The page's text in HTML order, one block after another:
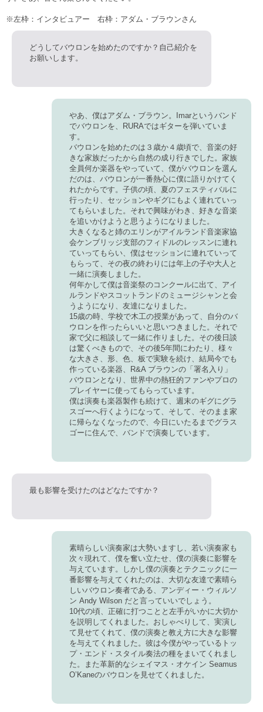
※左枠：インタビュアー 右枠：アダム・ブラウンさん
どうしてバウロンを始めたのですか？自己紹介を
お願いします。
やあ、僕はアダム・ブラウン。Imarというバンド
でバウロンを、RURAではギターを弾いていま
す。
バウロンを始めたのは３歳か４歳頃で、音楽の好
きな家族だったから自然の成り行きでした。家族
全員何か楽器をやっていて、僕がバウロンを選ん
だのは、バウロンが一番熱心に僕に語りかけてく
れたからです。子供の頃、夏のフェスティバルに
行ったり、セッションやギグにもよく連れていっ
てもらいました。それで興味がわき、好きな音楽
を追いかけようと思うようになりました。
大きくなると姉のエリンがアイルランド音楽家協
会ケンブリッジ支部のフィドルのレッスンに連れ
ていってもらい、僕はセッションに連れていって
もらって、その夜の終わりには年上の子や大人と
一緒に演奏しました。
何年かして僕は音楽祭のコンクールに出て、アイ
ルランドやスコットランドのミュージシャンと会
うようになり、友達になりました。
15歳の時、学校で木工の授業があって、自分のバ
ウロンを作ったらいいと思いつきました。それで
家で父に相談して一緒に作りました。その後日談
は驚くべきもので、その後5年間にわたり、様々
な大きさ、形、色、板で実験を続け、結局今でも
作っている楽器、R&A ブラウンの「署名入り」
バウロンとなり、世界中の熱狂的ファンやプロの
プレイヤーに使ってもらっています。
僕は演奏も楽器製作も続けて、週末のギグにグラ
スゴーへ行くようになって、そして、そのまま家
に帰らなくなったので、今日にいたるまでグラス
ゴーに住んで、バンドで演奏しています。
最も影響を受けたのはどなたですか？
素晴らしい演奏家は大勢いますし、若い演奏家も
次々現れて、僕を奮い立たせ、僕の演奏に影響を
与えています。しかし僕の演奏とテクニックに一
番影響を与えてくれたのは、大切な友達で素晴ら
しいバウロン奏者である、 アンディー・ウィルソ
ン Andy Wilson だと言っていいでしょう。
10代の頃、正確に打つことと左手がいかに大切か
を説明してくれました。おしゃべりして、実演し
て見せてくれて、僕の演奏と教え方に大きな影響
を与えてくれました。彼は今僕がやっているトッ
プ・エンド・スタイル奏法の種をまいてくれまし
た。また革新的なシェイマス・オケイン Seamus
O’Kaneのバウロンを見せてくれました。